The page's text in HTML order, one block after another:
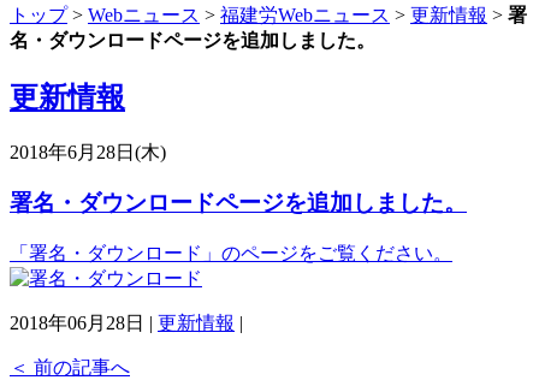
トップ> Webニュース > 福建労Webニュース > 更新情報 > 署
名・ダウンロードページを追加しました。
更新情報
2018年6月28日(木)
署名・ダウンロードページを追加しました。
「署名・ダウンロード」のページをご覧ください。
2018年06月28日 | 更新情報 |
＜ 前の記事へ